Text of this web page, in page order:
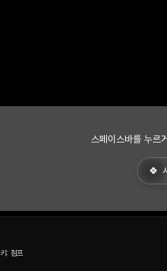
스페이스바를 누르
키: 점프